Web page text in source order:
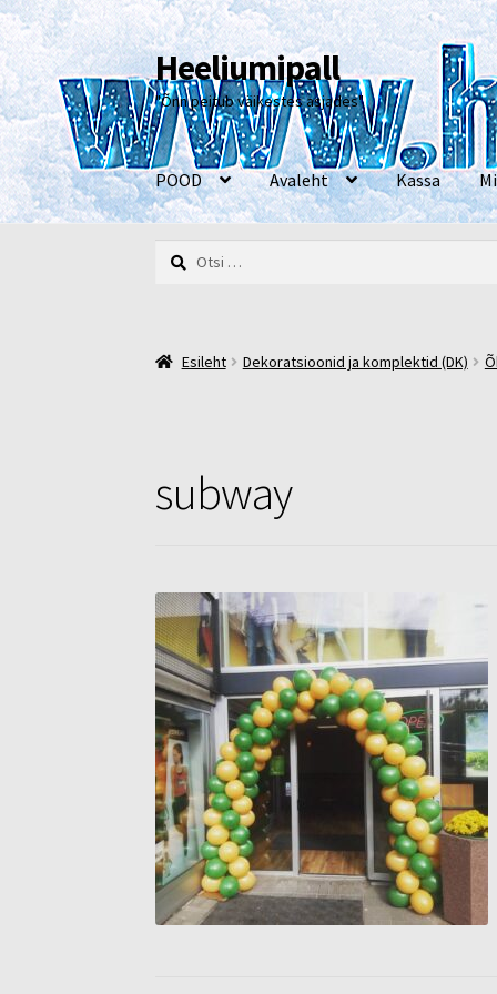
Liigu
navigeerimisele
Liigu
sisu
juurde
Heeliumipall
"Õnn peitub väikestes asjades"
POOD Avaleht Kassa
EsilehtKassa
Otsi:
Esileht Dekoratsioonid ja komplektid (DK)
subway